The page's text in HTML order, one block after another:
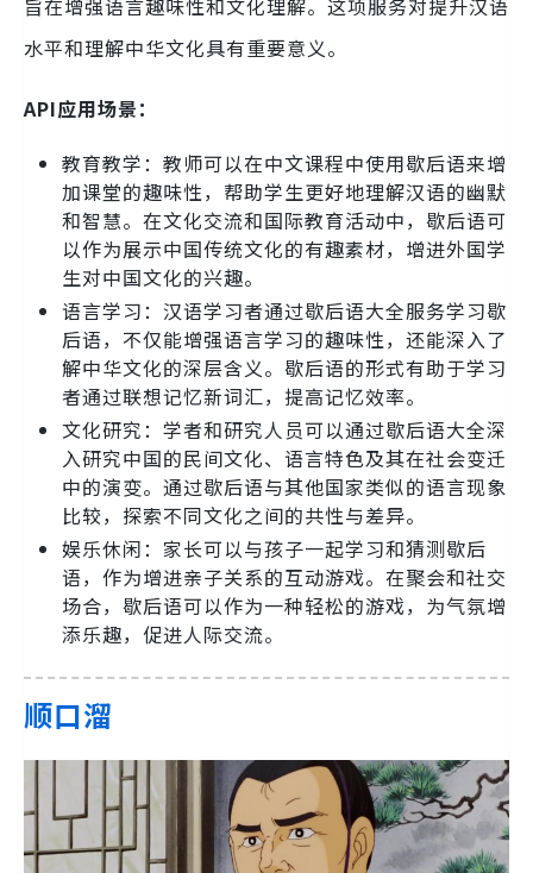
水平和理解中华文化具有重要意义。
API应用场景：
教育教学：教师可以在中文课程中使用歇后语来增
加课堂的趣味性，帮助学生更好地理解汉语的幽默
和智慧。在文化交流和国际教育活动中，歇后语可
以作为展示中国传统文化的有趣素材，增进外国学
生对中国文化的兴趣。
语言学习：汉语学习者通过歇后语大全服务学习歇
后语，不仅能增强语言学习的趣味性，还能深入了
解中华文化的深层含义。歇后语的形式有助于学习
者通过联想记忆新词汇，提高记忆效率。
文化研究：学者和研究人员可以通过歇后语大全深
入研究中国的民间文化、语言特色及其在社会变迁
中的演变。通过歇后语与其他国家类似的语言现象
比较，探索不同文化之间的共性与差异。
娱乐休闲：家长可以与孩子一起学习和猜测歇后
语，作为增进亲子关系的互动游戏。在聚会和社交
场合，歇后语可以作为一种轻松的游戏，为气氛增
添乐趣，促进人际交流。
顺口溜